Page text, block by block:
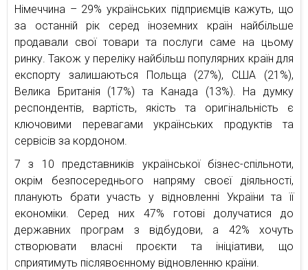
Німеччина – 29% українських підприємців кажуть, що
за останній рік серед іноземних країн найбільше
продавали свої товари та послуги саме на цьому
ринку. Також у переліку найбільш популярних країн для
експорту залишаються Польща (27%), США (21%),
Велика Британія (17%) та Канада (13%). На думку
респондентів, вартість, якість та оригінальність є
ключовими перевагами українських продуктів та
сервісів за кордоном.
7 з 10 представників української бізнес-спільноти,
окрім безпосереднього напряму своєї діяльності,
планують брати участь у відновленні України та її
економіки. Серед них 47% готові долучатися до
державних програм з відбудови, а 42% хочуть
створювати власні проєкти та ініціативи, що
сприятимуть післявоєнному відновленню країни.